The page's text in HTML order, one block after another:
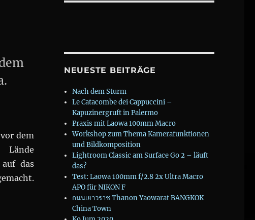
dem
Lände
das
NEUESTE BEITRÄGE
Nach dem Sturm
Le Catacombe dei Cappuccini –
Kapuzinergruft in Palermo
Praxis mit Laowa 100mm Macro
Workshop zum Thema Kamerafunktionen
und Bildkomposition
Lightroom Classic am Surface Go 2 – läuft
das?
Test: Laowa 100mm f/2.8 2x Ultra Macro
APO für NIKON F
ถนนเยาวราช Thanon Yaowarat BANGKOK
China Town